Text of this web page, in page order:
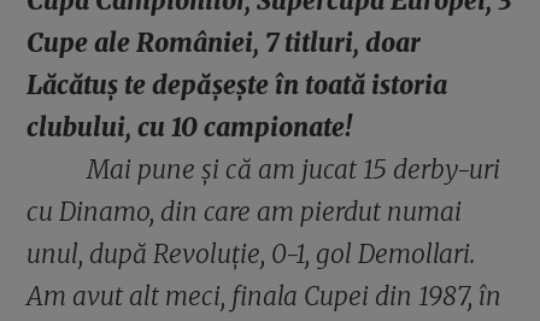
Cupe ale României, 7 titluri, doar
Lăcătuș te depășește în toată istoria
clubului, cu 10 campionate!
Mai pune și că am jucat 15 derby-uri
cu Dinamo, din care am pierdut numai
unul, după Revoluție, 0-1, gol Demollari.
Am avut alt meci, finala Cupei din 1987, în